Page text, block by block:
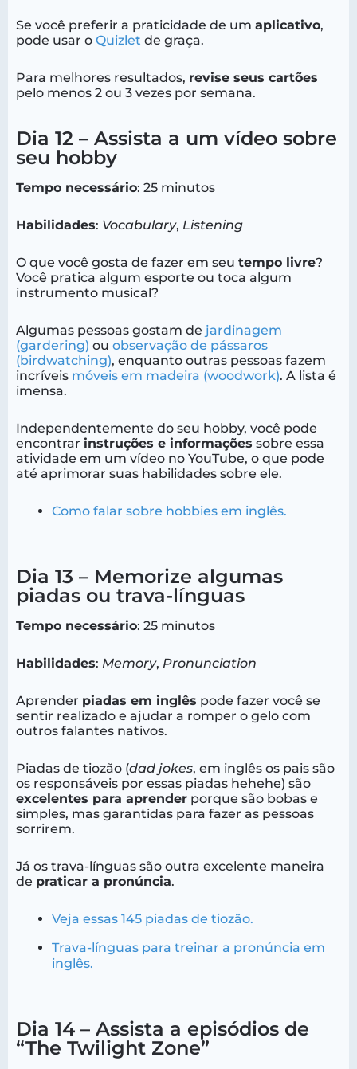
Se você preferir a praticidade de um aplicativo,
pode usar o Quizlet de graça.
Para melhores resultados, revise seus cartões
pelo menos 2 ou 3 vezes por semana.
Dia 12 – Assista a um vídeo sobre
seu hobby
Tempo necessário: 25 minutos
Habilidades: Vocabulary, Listening
O que você gosta de fazer em seu tempo livre?
Você pratica algum esporte ou toca algum
instrumento musical?
Algumas pessoas gostam de jardinagem
(gardering) ou observação de pássaros
(birdwatching), enquanto outras pessoas fazem
incríveis móveis em madeira (woodwork). A lista é
imensa.
Independentemente do seu hobby, você pode
encontrar instruções e informações sobre essa
atividade em um vídeo no YouTube, o que pode
até aprimorar suas habilidades sobre ele.
Como falar sobre hobbies em inglês.
Dia 13 – Memorize algumas
piadas ou trava-línguas
Tempo necessário: 25 minutos
Habilidades: Memory, Pronunciation
Aprender piadas em inglês pode fazer você se
sentir realizado e ajudar a romper o gelo com
outros falantes nativos.
Piadas de tiozão (dad jokes, em inglês os pais são
os responsáveis por essas piadas hehehe) são
excelentes para aprender porque são bobas e
simples, mas garantidas para fazer as pessoas
sorrirem.
Já os trava-línguas são outra excelente maneira
de praticar a pronúncia.
Veja essas 145 piadas de tiozão.
Trava-línguas para treinar a pronúncia em
inglês.
Dia 14 – Assista a episódios de
“The Twilight Zone”